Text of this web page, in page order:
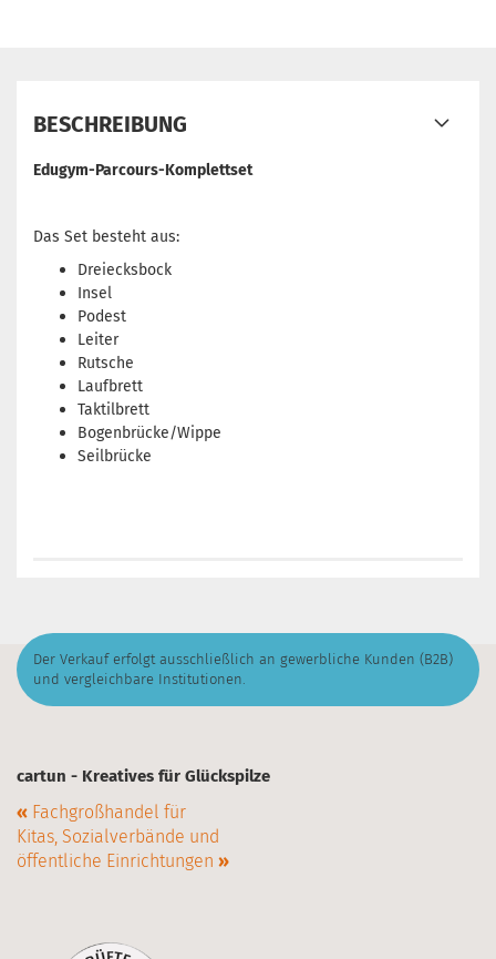
BESCHREIBUNG
Edugym-Parcours-Komplettset
Das Set besteht aus:
Dreiecksbock
Insel
Podest
Leiter
Rutsche
Laufbrett
Taktilbrett
Bogenbrücke/Wippe
Seilbrücke
Der Verkauf erfolgt ausschließlich an gewerbliche Kunden (B2B)
und vergleichbare Institutionen.
cartun - Kreatives für Glückspilze
« Fachgroßhandel für
Kitas, Sozialverbände und
öffentliche Einrichtungen »